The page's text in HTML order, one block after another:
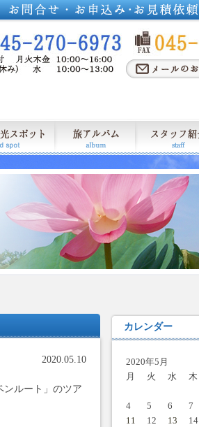
2020.05.10
ンルート」のツア
カレンダー
2020年5月
月
火 水 木
4
5 6 7
11
12 13 14